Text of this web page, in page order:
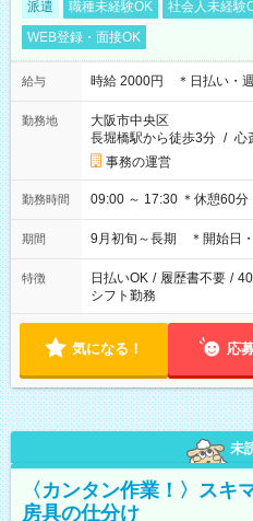
派遣 職種未経験OK 社会人未経験
WEB登録・面接OK
給与 時給 2000円 ＊日払い・週
勤務地
大阪市中央区
長堀橋駅から徒歩3分 / 心
事務の運営
勤務時間 09:00 ～ 17:30 ＊休憩60分
期間 9月初旬～長期 ＊開始日
特徴 日払いOK / 履歴書不要 /
シフト勤務
気になる！ 応
未
〈カンタン作業！〉スキ
房具の仕分け